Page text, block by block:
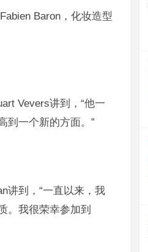
Baron，化妆造型
Vevers讲到，“他一
到一个新的方面。”
到，“一直以来，我
。我很荣幸参加到